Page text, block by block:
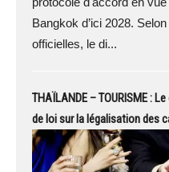
Bangkok d’ici 2028.
officielles, le di...
THAÏLANDE – TOURISME :
de loi sur la légalisation des